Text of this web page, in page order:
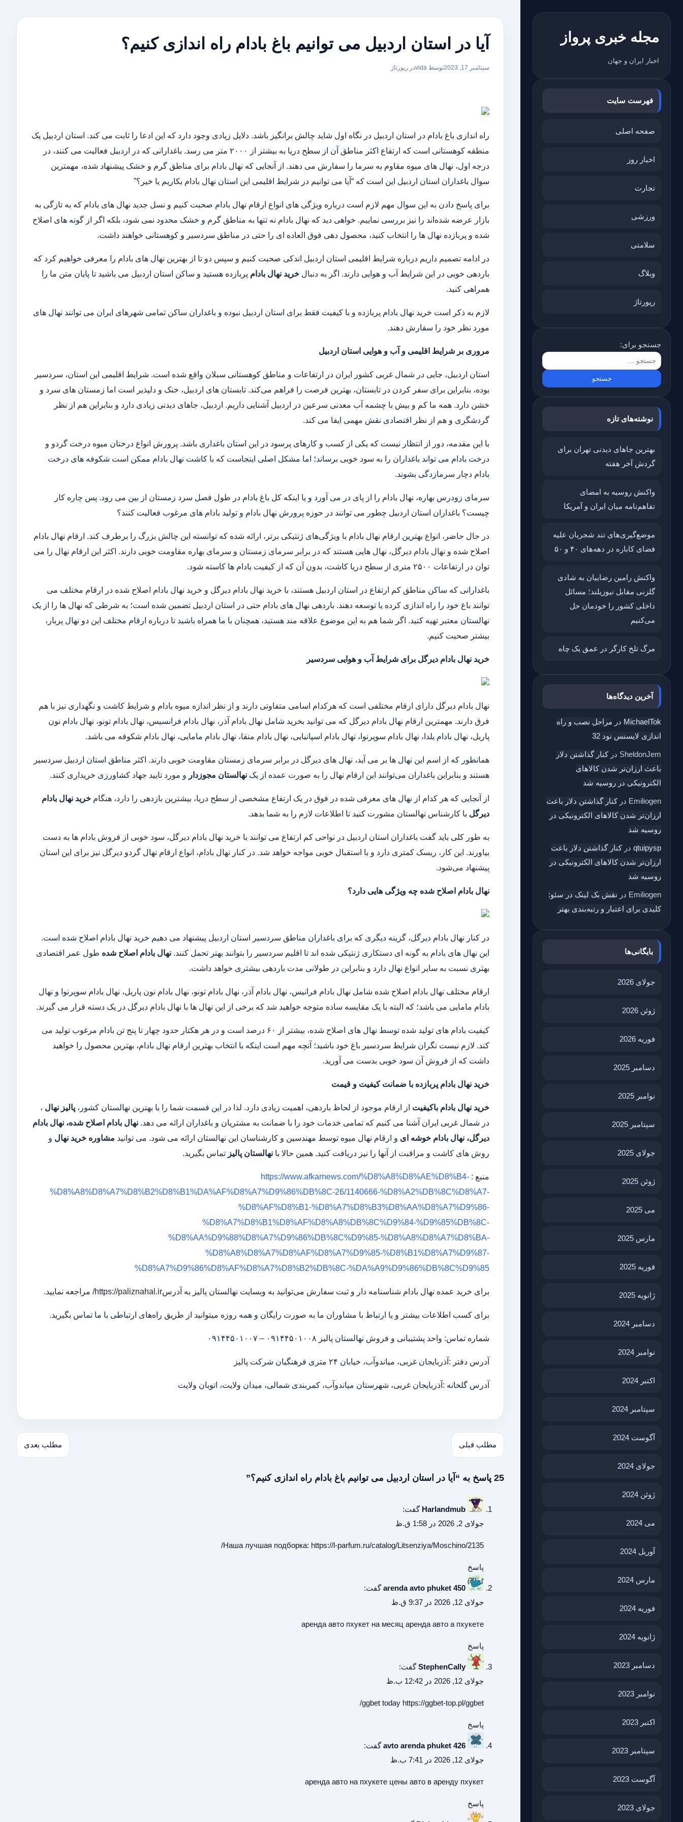
مجله خبری پرواز
اخبار ایران و جهان
فهرست سایت
صفحه اصلی
اخبار روز
تجارت
ورزشی
سلامتی
وبلاگ
رپورتاژ
جستجو برای:
نوشته‌های تازه
بهترین جاهای دیدنی تهران برای
گردش آخر هفته
واکنش روسیه به امضای
تفاهم‌نامه میان ایران و آمریکا
موضع‌گیری‌های تند شجریان علیه
فضای کاباره در دهه‌های ۴۰ و ۵۰
واکنش رامین رضاییان به شادی
گلزنی مقابل نیوزیلند؛ مسائل
داخلی کشور را خودمان حل
می‌کنیم
مرگ تلخ کارگر در عمق یک چاه
آخرین دیدگاه‌ها
MichaelTok در مراحل نصب و راه
اندازی لایسنس نود 32
SheldonJem درکنار گذاشتن دلار
باعث ارزان‌تر شدن کالاهای
الکترونیکی در روسیه شد
Emiliogen درکنار گذاشتن دلار باعث
ارزان‌تر شدن کالاهای الکترونیکی در
روسیه شد
qtuipysp درکنار گذاشتن دلار باعث
ارزان‌تر شدن کالاهای الکترونیکی در
روسیه شد
Emiliogen در نقش بک‌ لینک در سئو:
کلیدی برای اعتبار و رتبه‌بندی بهتر
بایگانی‌ها
جولای 2026
ژوئن 2026
فوریه 2026
دسامبر 2025
نوامبر 2025
سپتامبر 2025
جولای 2025
ژوئن 2025
می 2025
مارس 2025
فوریه 2025
ژانویه 2025
دسامبر 2024
نوامبر 2024
اکتبر 2024
سپتامبر 2024
آگوست 2024
جولای 2024
ژوئن 2024
می 2024
آوریل 2024
مارس 2024
فوریه 2024
ژانویه 2024
دسامبر 2023
نوامبر 2023
اکتبر 2023
سپتامبر 2023
آگوست 2023
جولای 2023
آیا در استان اردبیل می توانیم باغ بادام راه اندازی کنیم؟
سپتامبر 17, 2023 توسط vida در رپورتاژ
راه اندازی باغ بادام در استان اردبیل در نگاه اول شاید چالش ‌برانگیز باشد. دلایل زیادی وجود دارد که این ادعا را ثابت می کند. استان اردبیل یک
منطقه کوهستانی است که ارتفاع اکثر مناطق آن از سطح دریا به بیشتر از ۲۰۰۰ متر می رسد. باغدارانی که در اردبیل فعالیت می کنند، در
درجه اول، نهال های میوه مقاوم به سرما را سفارش می دهند. از آنجایی که نهال بادام برای مناطق گرم و خشک پیشنهاد شده، مهمترین
سوال باغداران استان اردبیل این است که “آیا می توانیم در شرایط اقلیمی این استان نهال بادام بکاریم یا خیر؟”
برای پاسخ دادن به این سوال مهم لازم است درباره ویژگی های انواع ارقام نهال بادام صحبت کنیم و نسل جدید نهال های بادام که به تازگی به
بازار عرضه شده‌اند را نیز بررسی نماییم. خواهی دید که نهال بادام نه تنها به مناطق گرم و خشک محدود نمی شود، بلکه اگر از گونه های اصلاح
شده و پربازده نهال ها را انتخاب کنید، محصول دهی فوق العاده ای را حتی در مناطق سردسیر و کوهستانی خواهند داشت.
در ادامه تصمیم داریم درباره شرایط اقلیمی استان اردبیل اندکی صحبت کنیم و سپس دو تا از بهترین نهال های بادام را معرفی خواهیم کرد که
باردهی خوبی در این شرایط آب و هوایی دارند. اگر به دنبال خرید نهال بادام پربازده هستید و ساکن استان اردبیل می باشید تا پایان متن ما را
همراهی کنید.
لازم به ذکر است خرید نهال بادام پربازده و با کیفیت فقط برای استان اردبیل نبوده و باغداران ساکن تمامی شهرهای ایران می توانند نهال های
مورد نظر خود را سفارش دهند.
مروری بر شرایط اقلیمی و آب و هوایی استان اردبیل
استان اردبیل، جایی در شمال غربی کشور ایران در ارتفاعات و مناطق کوهستانی سبلان واقع شده است. شرایط اقلیمی این استان، سردسیر
بوده، بنابراین برای سفر کردن در تابستان، بهترین فرصت را فراهم می‌کند. تابستان های اردبیل، خنک و دلپذیر است اما زمستان های سرد و
خشن دارد. همه ما کم و بیش با چشمه آب معدنی سرعین در اردبیل آشنایی داریم. اردبیل، جاهای دیدنی زیادی دارد و بنابراین هم از نظر
گردشگری و هم از نظر اقتصادی نقش مهمی ایفا می کند.
با این مقدمه، دور از انتظار نیست که یکی از کسب و کارهای پرسود در این استان باغداری باشد. پرورش انواع درختان میوه درخت گردو و
درخت بادام می ‌تواند باغداران را به سود خوبی برساند؛ اما مشکل اصلی اینجاست که با کاشت نهال بادام ممکن است شکوفه های درخت
بادام دچار سرمازدگی بشوند.
سرمای زودرس بهاره، نهال بادام را از پای در می آورد و یا اینکه کل باغ بادام در طول فصل سرد زمستان از بین می رود. پس چاره کار
چیست؟ باغداران استان اردبیل چطور می توانند در حوزه پرورش نهال بادام و تولید بادام های مرغوب فعالیت کنند؟
در حال حاضر، انواع بهترین ارقام نهال بادام با ویژگی‌های ژنتیکی برتر، ارائه شده که توانسته این چالش بزرگ را برطرف کند. ارقام نهال بادام
اصلاح شده و نهال بادام دیرگل، نهال هایی هستند که در برابر سرمای زمستان و سرمای بهاره مقاومت خوبی دارند. اکثر این ارقام نهال را می
توان در ارتفاعات ۲۵۰۰ متری از سطح دریا کاشت، بدون آن که از کیفیت بادام ها کاسته شود.
باغدارانی که ساکن مناطق کم ارتفاع در استان اردبیل هستند، با خرید نهال بادام دیرگل و خرید نهال بادام اصلاح شده در ارقام مختلف می
‌توانند باغ خود را راه اندازی کرده یا توسعه دهند. باردهی نهال های بادام حتی در استان اردبیل تضمین شده است؛ به شرطی که نهال ها را از یک
نهالستان معتبر تهیه کنید. اگر شما هم به این موضوع علاقه مند هستید، همچنان با ما همراه باشید تا درباره ارقام مختلف این دو نهال پربار،
بیشتر صحبت کنیم.
خرید نهال بادام دیرگل برای شرایط آب و هوایی سردسیر
نهال بادام دیرگل دارای ارقام مختلفی است که هرکدام اسامی متفاوتی دارند و از نظر اندازه میوه بادام و شرایط کاشت و نگهداری نیز با هم
فرق دارند. مهمترین ارقام نهال بادام دیرگل که می توانید بخرید شامل نهال بادام آذر، نهال بادام فرانسیس، نهال بادام تونو، نهال بادام نون
پاریل، نهال بادام یلدا، نهال بادام سوپرنوا، نهال بادام اسپانیایی، نهال بادام منقا، نهال بادام مامایی، نهال بادام شکوفه می باشد.
همانطور که از اسم این نهال ها بر می آید، نهال های دیرگل در برابر سرمای زمستان مقاومت خوبی دارند. اکثر مناطق استان اردبیل سردسیر
هستند و بنابراین باغداران می‌توانند این ارقام نهال را به صورت عمده از یک نهالستان مجوزدار و مورد تایید جهاد کشاورزی خریداری کنند.
از آنجایی که هر کدام از نهال های معرفی شده در فوق در یک ارتفاع مشخصی از سطح دریا، بیشترین بازدهی را دارد، هنگام خرید نهال بادام
دیرگل با کارشناس نهالستان مشورت کنید تا اطلاعات لازم را به شما بدهد.
به طور کلی باید گفت باغداران استان اردبیل در نواحی کم ارتفاع می توانند با خرید نهال بادام دیرگل، سود خوبی از فروش بادام ها به دست
بیاورند. این کار، ریسک کمتری دارد و با استقبال خوبی مواجه خواهد شد. در کنار نهال بادام، انواع ارقام نهال گردو دیرگل نیز برای این استان
پیشنهاد می‌شود.
نهال بادام اصلاح شده چه ویژگی هایی دارد؟
در کنار نهال بادام دیرگل، گزینه دیگری که برای باغداران مناطق سردسیر استان اردبیل پیشنهاد می دهیم خرید نهال بادام اصلاح شده است.
این نهال های بادام به گونه ‌ای دستکاری ژنتیکی شده اند تا اقلیم سردسیر را بتوانند بهتر تحمل کنند. نهال بادام اصلاح شده طول عمر اقتصادی
بهتری نسبت به سایر انواع نهال دارد و بنابراین در طولانی مدت باردهی بیشتری خواهد داشت.
ارقام مختلف نهال بادام اصلاح شده شامل نهال بادام فرانیس، نهال بادام آذر، نهال بادام تونو، نهال بادام نون پاریل، نهال بادام سوپرنوا و نهال
بادام مامایی می باشد؛ که البته با یک مقایسه ساده متوجه خواهید شد که برخی از این نهال ها با نهال بادام دیرگل در یک دسته قرار می گیرند.
کیفیت بادام های تولید شده توسط نهال های اصلاح شده، بیشتر از ۶۰ درصد است و در هر هکتار حدود چهار تا پنج تن بادام مرغوب تولید می
کند. لازم نیست نگران شرایط سردسیر باغ خود باشید؛ آنچه مهم است اینکه با انتخاب بهترین ارقام نهال بادام، بهترین محصول را خواهید
داشت که از فروش آن سود خوبی بدست می آورید.
خرید نهال بادام پربازده با ضمانت کیفیت و قیمت
خرید نهال بادام باکیفیت از ارقام موجود از لحاظ باردهی، اهمیت زیادی دارد. لذا در این قسمت شما را با بهترین نهالستان کشور، پالیز نهال ،
در شمال غربی ایران آشنا می کنیم که تمامی خدمات خود را با ضمانت به مشتریان و باغداران ارائه می دهد. نهال بادام اصلاح شده، نهال بادام
دیرگل، نهال بادام خوشه ای و ارقام نهال میوه توسط مهندسین و کارشناسان این نهالستان ارائه می شود. می توانید مشاوره خرید نهال و
روش های کاشت و مراقبت از آنها را نیز دریافت کنید. همین حالا با نهالستان پالیز تماس بگیرید.
منبع : https://www.afkarnews.com/%D8%A8%D8%AE%D8%B4-
%D8%A8%D8%A7%D8%B2%D8%B1%DA%AF%D8%A7%D9%86%DB%8C-26/1140666-%D8%A2%DB%8C%D8%A7-
%D8%AF%D8%B1-%D8%A7%D8%B3%D8%AA%D8%A7%D9%86-
%D8%A7%D8%B1%D8%AF%D8%A8%DB%8C%D9%84-%D9%85%DB%8C-
%D8%AA%D9%88%D8%A7%D9%86%DB%8C%D9%85-%D8%A8%D8%A7%D8%BA-
%D8%A8%D8%A7%D8%AF%D8%A7%D9%85-%D8%B1%D8%A7%D9%87-
%D8%A7%D9%86%D8%AF%D8%A7%D8%B2%DB%8C-%DA%A9%D9%86%DB%8C%D9%85
برای خرید عمده نهال بادام شناسنامه دار و ثبت سفارش می‌توانید به وبسایت نهالستان پالیز به آدرسhttps://paliznahal.ir/ مراجعه نمایید.
برای کسب اطلاعات بیشتر و یا ارتباط با مشاوران ما به صورت رایگان و همه روزه میتوانید از طریق راه‌های ارتباطی با ما تماس بگیرید.
شماره تماس: واحد پشتیبانی و فروش نهالستان پالیز ۰۹۱۴۴۵۰۱۰۰۸ – ۰۹۱۴۴۵۰۱۰۰۷
آدرس دفتر :آذربایجان غربی، میاندوآب، خیابان ۲۴ متری فرهنگیان شرکت پالیز
آدرس گلخانه :آذربایجان غربی، شهرستان میاندوآب، کمربندی شمالی، میدان ولایت، اتوبان ولایت
مطلب قبلی مطلب بعدی
25 پاسخ به “آیا در استان اردبیل می توانیم باغ بادام راه اندازی کنیم؟”
Harlandmub گفت:
جولای 2, 2026 در 1:58 ق.ظ
Наша лучшая подборка: https://l-parfum.ru/catalog/Litsenziya/Moschino/2135/
پاسخ
arenda avto phuket 450 گفت:
جولای 12, 2026 در 9:37 ق.ظ
аренда авто пхукет на месяц аренда авто а пхукете
پاسخ
StephenCally گفت:
جولای 12, 2026 در 12:42 ب.ظ
ggbet today https://ggbet-top.pl/ggbet/
پاسخ
avto arenda phuket 426 گفت:
جولای 12, 2026 در 7:41 ب.ظ
аренда авто на пхукете цены авто в аренду пхукет
پاسخ